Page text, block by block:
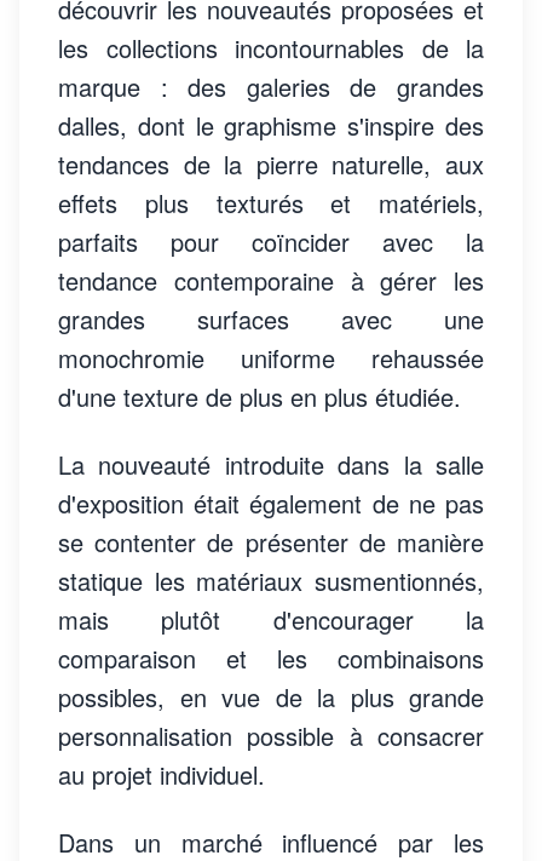
découvrir les nouveautés proposées et
les collections incontournables de la
marque : des galeries de grandes
dalles, dont le graphisme s'inspire des
tendances de la pierre naturelle, aux
effets plus texturés et matériels,
parfaits pour coïncider avec la
tendance contemporaine à gérer les
grandes surfaces avec une
monochromie uniforme rehaussée
d'une texture de plus en plus étudiée.
La nouveauté introduite dans la salle
d'exposition était également de ne pas
se contenter de présenter de manière
statique les matériaux susmentionnés,
mais plutôt d'encourager la
comparaison et les combinaisons
possibles, en vue de la plus grande
personnalisation possible à consacrer
au projet individuel.
Dans un marché influencé par les